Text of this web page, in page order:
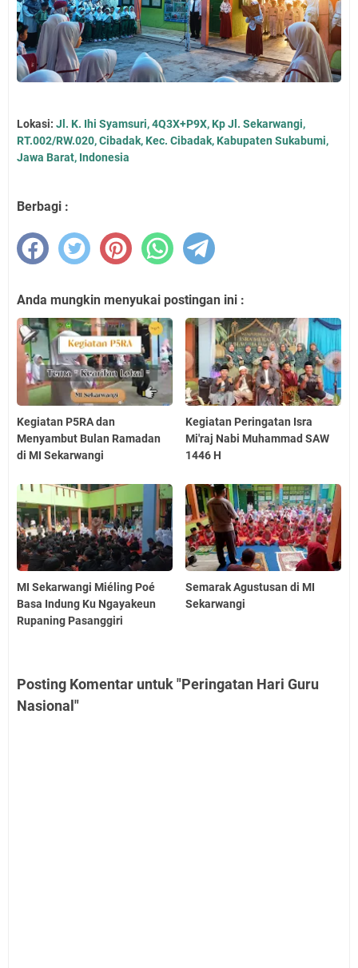
Lokasi: Jl. K. Ihi Syamsuri, 4Q3X+P9X, Kp Jl. Sekarwangi,
RT.002/RW.020, Cibadak, Kec. Cibadak, Kabupaten Sukabumi,
Jawa Barat, Indonesia
Berbagi :
Anda mungkin menyukai postingan ini :
Kegiatan P5RA dan
Menyambut Bulan Ramadan
di MI Sekarwangi
Kegiatan Peringatan Isra
Mi'raj Nabi Muhammad SAW
1446 H
MI Sekarwangi Miéling Poé
Basa Indung Ku Ngayakeun
Rupaning Pasanggiri
Semarak Agustusan di MI
Sekarwangi
Posting Komentar untuk "Peringatan Hari Guru
Nasional"